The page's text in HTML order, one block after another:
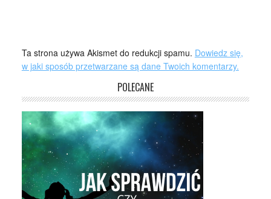
Ta strona używa Akismet do redukcji spamu. Dowiedz się,
w jaki sposób przetwarzane są dane Twoich komentarzy.
POLECANE